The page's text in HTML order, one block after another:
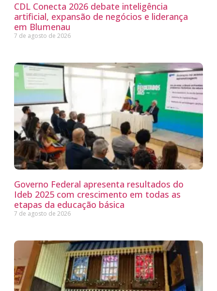
CDL Conecta 2026 debate inteligência
artificial, expansão de negócios e liderança
em Blumenau
7 de agosto de 2026
Governo Federal apresenta resultados do
Ideb 2025 com crescimento em todas as
etapas da educação básica
7 de agosto de 2026